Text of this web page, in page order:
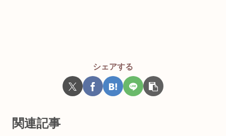
シェアする
関連記事